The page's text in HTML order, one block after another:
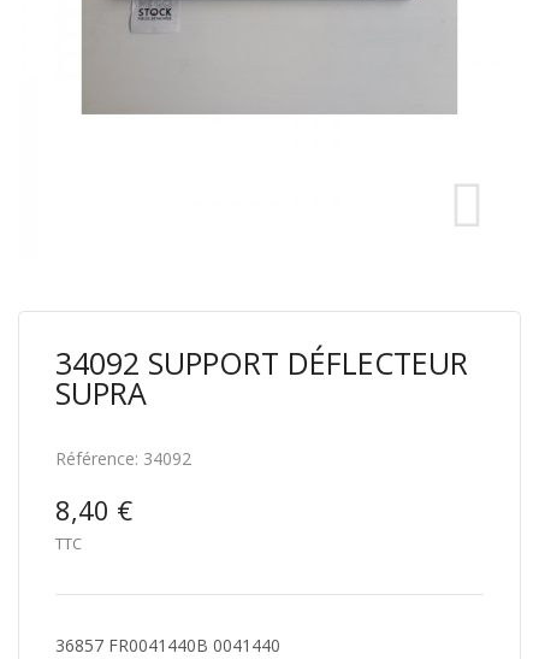
34092 SUPPORT DÉFLECTEUR
SUPRA
Référence: 34092
8,40 €
TTC
36857 FR0041440B 0041440